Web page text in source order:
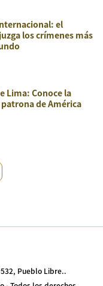
el
los crímenes más
Lima: Conoce la
de América
Pueblo Libre..